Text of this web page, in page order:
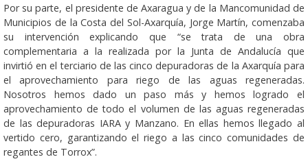
Por su parte, el presidente de Axaragua y de la Mancomunidad de
Municipios de la Costa del Sol-Axarquía, Jorge Martín, comenzaba
su intervención explicando que “se trata de una obra
complementaria a la realizada por la Junta de Andalucía que
invirtió en el terciario de las cinco depuradoras de la Axarquía para
el aprovechamiento para riego de las aguas regeneradas.
Nosotros hemos dado un paso más y hemos logrado el
aprovechamiento de todo el volumen de las aguas regeneradas
de las depuradoras IARA y Manzano. En ellas hemos llegado al
vertido cero, garantizando el riego a las cinco comunidades de
regantes de Torrox”.